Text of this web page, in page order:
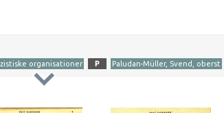
organisationer P Paludan-Müller, Svend, oberst